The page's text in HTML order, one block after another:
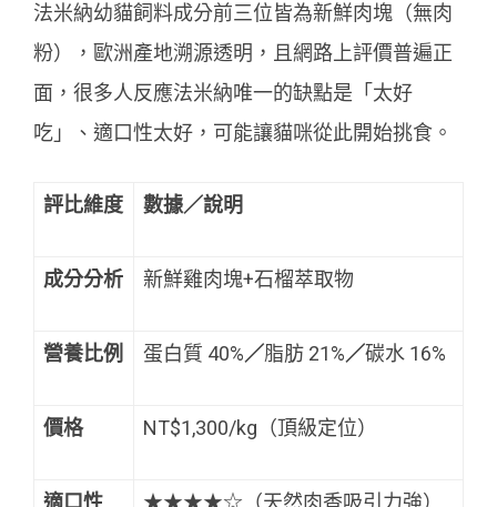
法米納幼貓飼料成分前三位皆為新鮮肉塊（無肉
粉），歐洲產地溯源透明，且網路上評價普遍正
面，很多人反應法米納唯一的缺點是「太好
吃」、適口性太好，可能讓貓咪從此開始挑食。
評比維度 數據／說明
成分分析 新鮮雞肉塊+石榴萃取物
營養比例 蛋白質 40%／脂肪 21%／碳水 16%
價格 NT$1,300/kg（頂級定位）
適口性 ★★★★☆（天然肉香吸引力強）